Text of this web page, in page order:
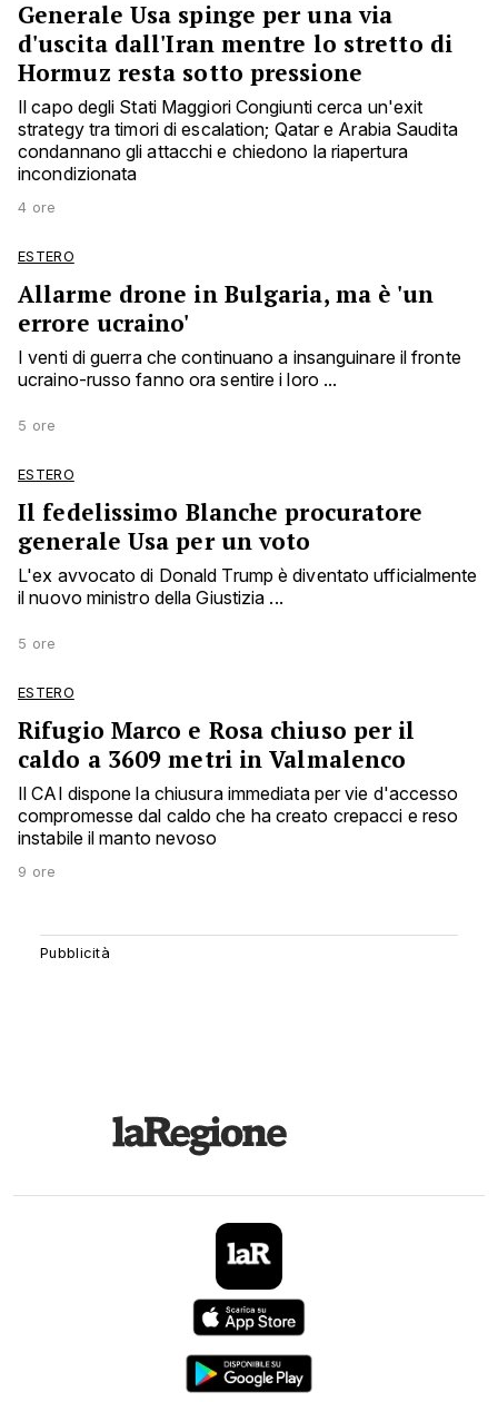
Generale Usa spinge per una via
d'uscita dall'Iran mentre lo stretto di
Hormuz resta sotto pressione
Il capo degli Stati Maggiori Congiunti cerca un'exit
strategy tra timori di escalation; Qatar e Arabia Saudita
condannano gli attacchi e chiedono la riapertura
incondizionata
4 ore
ESTERO
Allarme drone in Bulgaria, ma è 'un
errore ucraino'
I venti di guerra che continuano a insanguinare il fronte
ucraino-russo fanno ora sentire i loro ...
5 ore
ESTERO
Il fedelissimo Blanche procuratore
generale Usa per un voto
L'ex avvocato di Donald Trump è diventato ufficialmente
il nuovo ministro della Giustizia ...
5 ore
ESTERO
Rifugio Marco e Rosa chiuso per il
caldo a 3609 metri in Valmalenco
Il CAI dispone la chiusura immediata per vie d'accesso
compromesse dal caldo che ha creato crepacci e reso
instabile il manto nevoso
9 ore